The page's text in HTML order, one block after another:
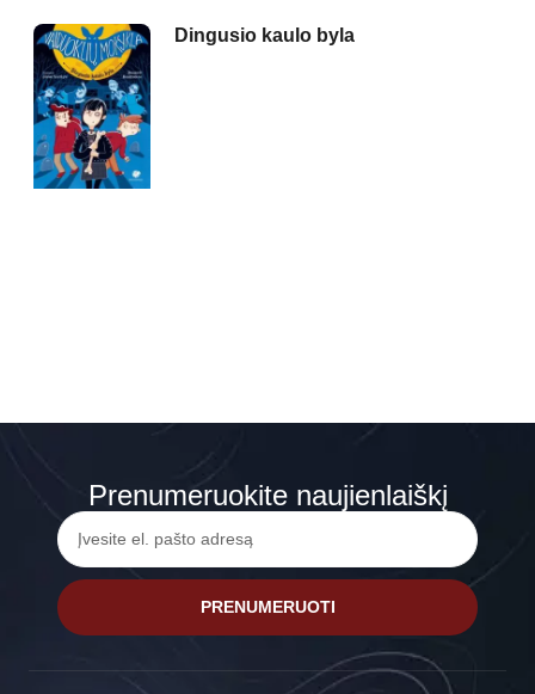
Dingusio kaulo byla
Prenumeruokite naujienlaiškį
PRENUMERUOTI